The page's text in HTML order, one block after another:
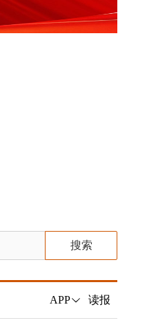
搜索
APP 读报